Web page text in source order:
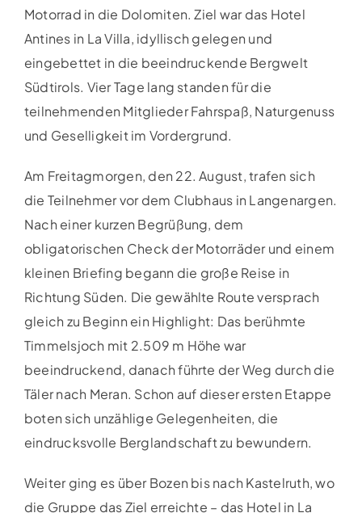
Motorrad in die Dolomiten. Ziel war das Hotel
Antines in La Villa, idyllisch gelegen und
eingebettet in die beeindruckende Bergwelt
Südtirols. Vier Tage lang standen für die
teilnehmenden Mitglieder Fahrspaß, Naturgenuss
und Geselligkeit im Vordergrund.
Am Freitagmorgen, den 22. August, trafen sich
die Teilnehmer vor dem Clubhaus in Langenargen.
Nach einer kurzen Begrüßung, dem
obligatorischen Check der Motorräder und einem
kleinen Briefing begann die große Reise in
Richtung Süden. Die gewählte Route versprach
gleich zu Beginn ein Highlight: Das berühmte
Timmelsjoch mit 2.509 m Höhe war
beeindruckend, danach führte der Weg durch die
Täler nach Meran. Schon auf dieser ersten Etappe
boten sich unzählige Gelegenheiten, die
eindrucksvolle Berglandschaft zu bewundern.
Weiter ging es über Bozen bis nach Kastelruth, wo
die Gruppe das Ziel erreichte – das Hotel in La